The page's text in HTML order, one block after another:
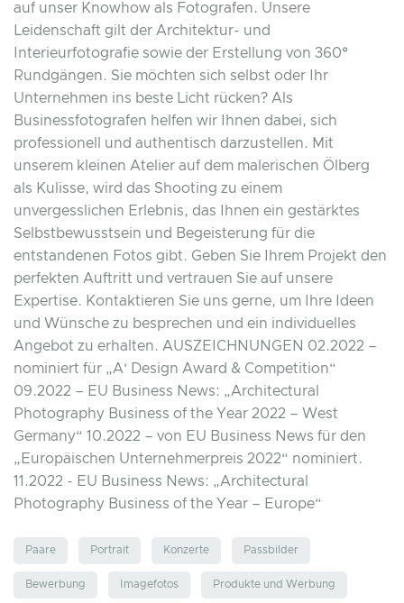
auf unser Knowhow als Fotografen. Unsere
Leidenschaft gilt der Architektur- und
Interieurfotografie sowie der Erstellung von 360°
Rundgängen. Sie möchten sich selbst oder Ihr
Unternehmen ins beste Licht rücken? Als
Businessfotografen helfen wir Ihnen dabei, sich
professionell und authentisch darzustellen. Mit
unserem kleinen Atelier auf dem malerischen Ölberg
als Kulisse, wird das Shooting zu einem
unvergesslichen Erlebnis, das Ihnen ein gestärktes
Selbstbewusstsein und Begeisterung für die
entstandenen Fotos gibt. Geben Sie Ihrem Projekt den
perfekten Auftritt und vertrauen Sie auf unsere
Expertise. Kontaktieren Sie uns gerne, um Ihre Ideen
und Wünsche zu besprechen und ein individuelles
Angebot zu erhalten. AUSZEICHNUNGEN 02.2022 –
nominiert für „A‘ Design Award & Competition“
09.2022 – EU Business News: „Architectural
Photography Business of the Year 2022 – West
Germany“ 10.2022 – von EU Business News für den
„Europäischen Unternehmerpreis 2022“ nominiert.
11.2022 - EU Business News: „Architectural
Photography Business of the Year – Europe“
Paare Portrait Konzerte Passbilder
Bewerbung Imagefotos Produkte und Werbung